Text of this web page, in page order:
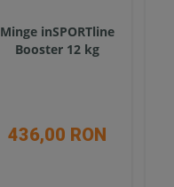
Minge inSPORTline
Booster 12 kg
436,00 RON